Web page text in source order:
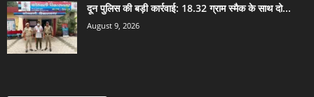
दून पुलिस की बड़ी कार्रवाई: 18.32 ग्राम स्मैक के साथ दो...
August 9, 2026